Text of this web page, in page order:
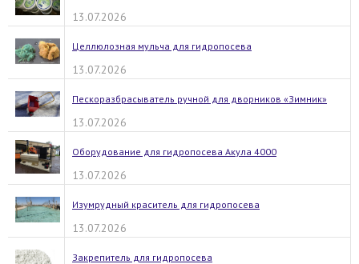
13.07.2026
Целлюлозная мульча для гидропосева
13.07.2026
Пескоразбрасыватель ручной для дворников «Зимник»
13.07.2026
Оборудование для гидропосева Акула 4000
13.07.2026
Изумрудный краситель для гидропосева
13.07.2026
Закрепитель для гидропосева